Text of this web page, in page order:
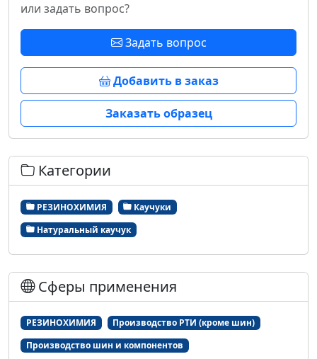
или задать вопрос?
Задать вопрос
Добавить в заказ
Заказать образец
Категории
РЕЗИНОХИМИЯ
Каучуки
Натуральный каучук
Сферы применения
РЕЗИНОХИМИЯ
Производство РТИ (кроме шин)
Производство шин и компонентов